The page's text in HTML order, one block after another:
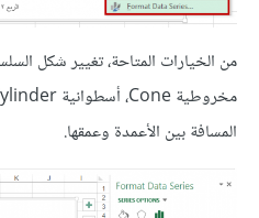
من الخيارات المتاحة، تغيير شكل
المسافة بين الأعمدة وعمقها.